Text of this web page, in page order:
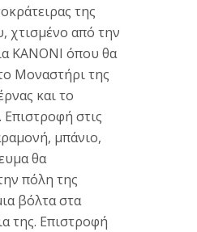
της
χτισμένο από την
ΚΑΝΟΝΙ όπου θα
Μοναστήρι της
και το
στις
μπάνιο,
θα
πόλη της
βόλτα στα
της. Επιστροφή